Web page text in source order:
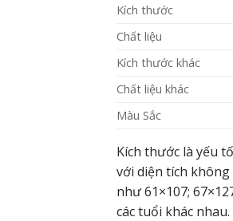
Kích thước
Chất liệu
Kích thước khác
Chất liệu khác
Màu Sắc
Kích thước là yếu
với diện tích
như 61×107;
các tuổi khác